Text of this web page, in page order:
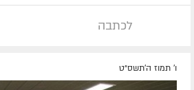
לכתבה
ו' תמוז ה׳תשס״ט